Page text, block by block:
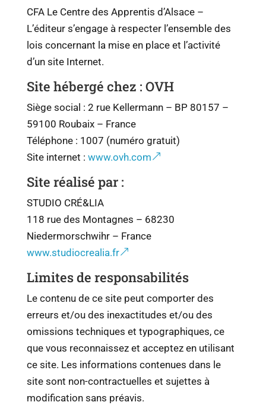
CFA Le Centre des Apprentis d’Alsace –
L’éditeur s’engage à respecter l’ensemble des
lois concernant la mise en place et l’activité
d’un site Internet.
Site hébergé chez : OVH
Siège social : 2 rue Kellermann – BP 80157 –
59100 Roubaix – France
Téléphone : 1007 (numéro gratuit)
Site internet : www.ovh.com
Site réalisé par :
STUDIO CRÉ&LIA
118 rue des Montagnes – 68230
Niedermorschwihr – France
www.studiocrealia.fr
Limites de responsabilités
Le contenu de ce site peut comporter des
erreurs et/ou des inexactitudes et/ou des
omissions techniques et typographiques, ce
que vous reconnaissez et acceptez en utilisant
ce site. Les informations contenues dans le
site sont non-contractuelles et sujettes à
modification sans préavis.